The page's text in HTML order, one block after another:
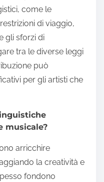
come le
di viaggio,
gli sforzi di
tra le diverse leggi
può
per gli artisti che
musicale?
arricchire
la creatività e
fondono